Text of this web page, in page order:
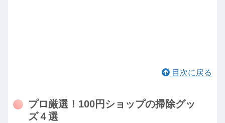
目次に戻る
プロ厳選！100円ショップの掃除グッ
ズ４選